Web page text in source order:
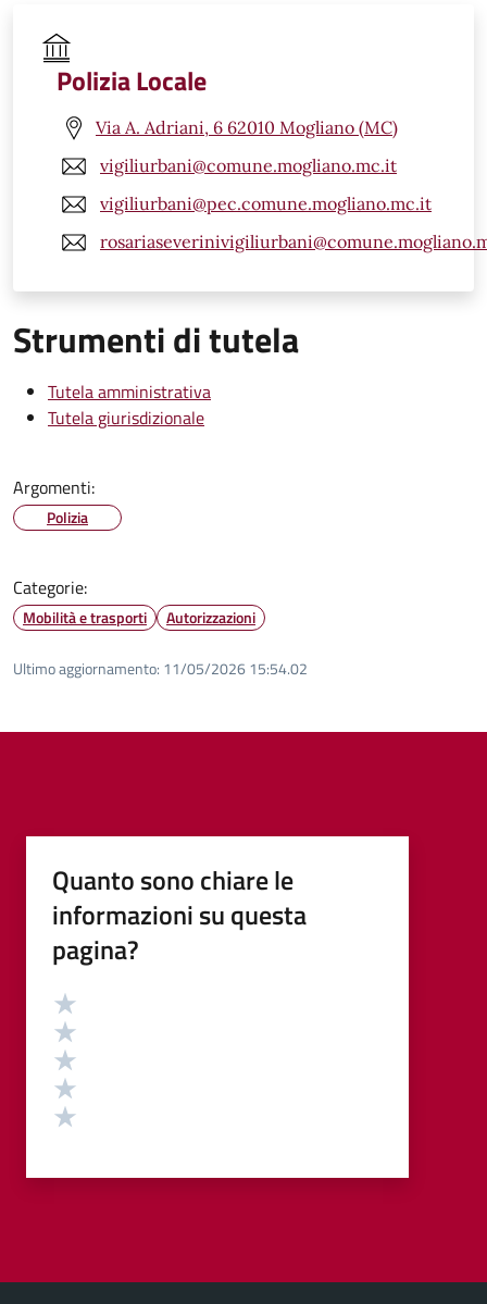
Polizia Locale
Via A. Adriani, 6 62010 Mogliano (MC)
vigiliurbani@comune.mogliano.mc.it
vigiliurbani@pec.comune.mogliano.mc.it
Strumenti di tutela
Tutela amministrativa
Tutela giurisdizionale
Argomenti:
Polizia
Categorie:
Mobilità e trasporti Autorizzazioni
Ultimo aggiornamento: 11/05/2026 15:54.02
Quanto sono chiare le
informazioni su questa
pagina?
Valutazione